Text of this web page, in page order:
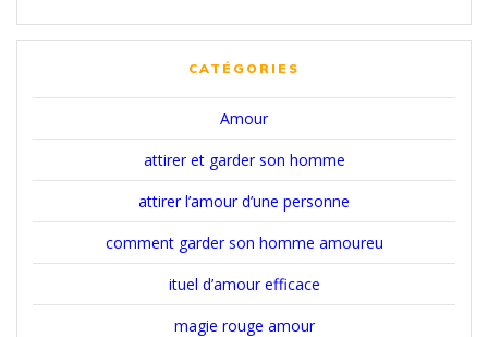
CATÉGORIES
Amour
attirer et garder son homme
attirer l’amour d’une personne
comment garder son homme amoureu
ituel d’amour efficace
magie rouge amour